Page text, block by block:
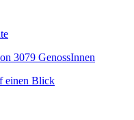
3079 GenossInnen
einen Blick